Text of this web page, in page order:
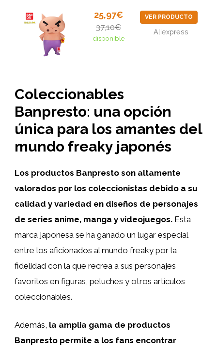
25,97€
37,10€
disponible
VER PRODUCTO
Aliexpress
Coleccionables
Banpresto: una opción
única para los amantes del
mundo freaky japonés
Los productos Banpresto son altamente
valorados por los coleccionistas debido a su
calidad y variedad en diseños de personajes
de series anime, manga y videojuegos. Esta
marca japonesa se ha ganado un lugar especial
entre los aficionados al mundo freaky por la
fidelidad con la que recrea a sus personajes
favoritos en figuras, peluches y otros artículos
coleccionables.
Además, la amplia gama de productos
Banpresto permite a los fans encontrar